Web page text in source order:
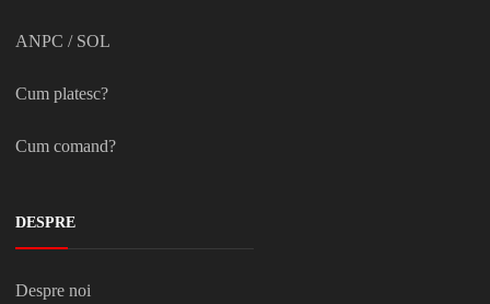
ANPC / SOL
Cum platesc?
Cum comand?
DESPRE
Despre noi